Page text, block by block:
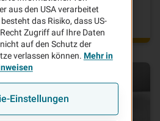
aus den USA verarbeitet
das Risiko, dass US-
Zugriff auf Ihre Daten
auf den Schutz der
verlassen können. Mehr in
Einstellungen